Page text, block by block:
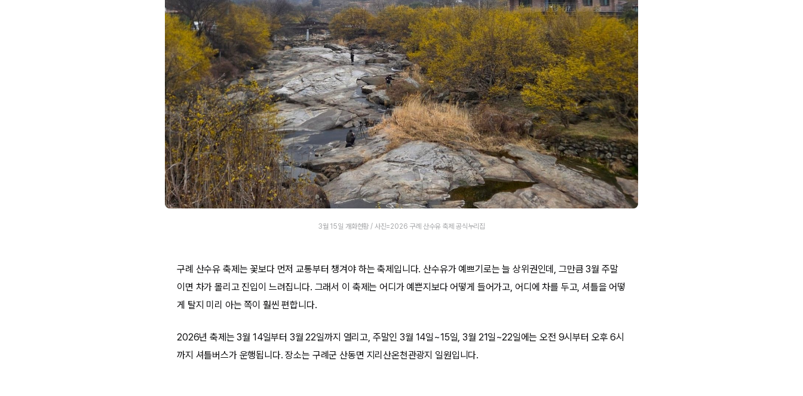
3월 15일 개화현황 / 사진=2026 구례 산수유 축제 공식누리집
구례 산수유 축제는 꽃보다 먼저 교통부터 챙겨야 하는 축제입니다. 산수유가 예쁘기로는 늘 상위권인데, 그만큼 3월 주말
이면 차가 몰리고 진입이 느려집니다. 그래서 이 축제는 어디가 예쁜지보다 어떻게 들어가고, 어디에 차를 두고, 셔틀을 어떻
게 탈지 미리 아는 쪽이 훨씬 편합니다.
2026년 축제는 3월 14일부터 3월 22일까지 열리고, 주말인 3월 14일~15일, 3월 21일~22일에는 오전 9시부터 오후 6시
까지 셔틀버스가 운행됩니다. 장소는 구례군 산동면 지리산온천관광지 일원입니다.